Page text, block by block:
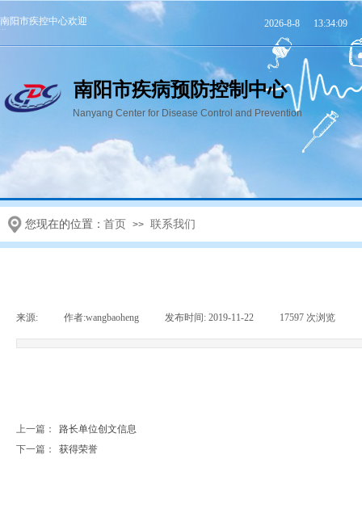
南阳市疾病预防控制中心
2026-8-8 13:34:09
Nanyang Center for Disease Control and Prevention
南阳市疾控中心欢迎
您现在的位置：首页 >> 联系我们
来源: 作者:wangbaoheng 发布时间: 2019-11-22 17597 次浏览
上一篇：
路长单位创文信息
下一篇：
获得荣誉